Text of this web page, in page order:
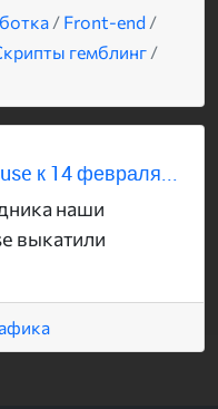
/ Front-end /
гемблинг /
к 14 февраля...
наши
выкатили